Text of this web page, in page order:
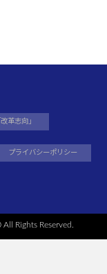
革志向」
プライバシーポリシー
Rights Reserved.